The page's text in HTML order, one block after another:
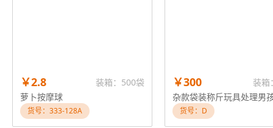
￥2.8
装箱：500袋
萝卜按摩球
货号：333-128A
￥300 装箱
货号：D